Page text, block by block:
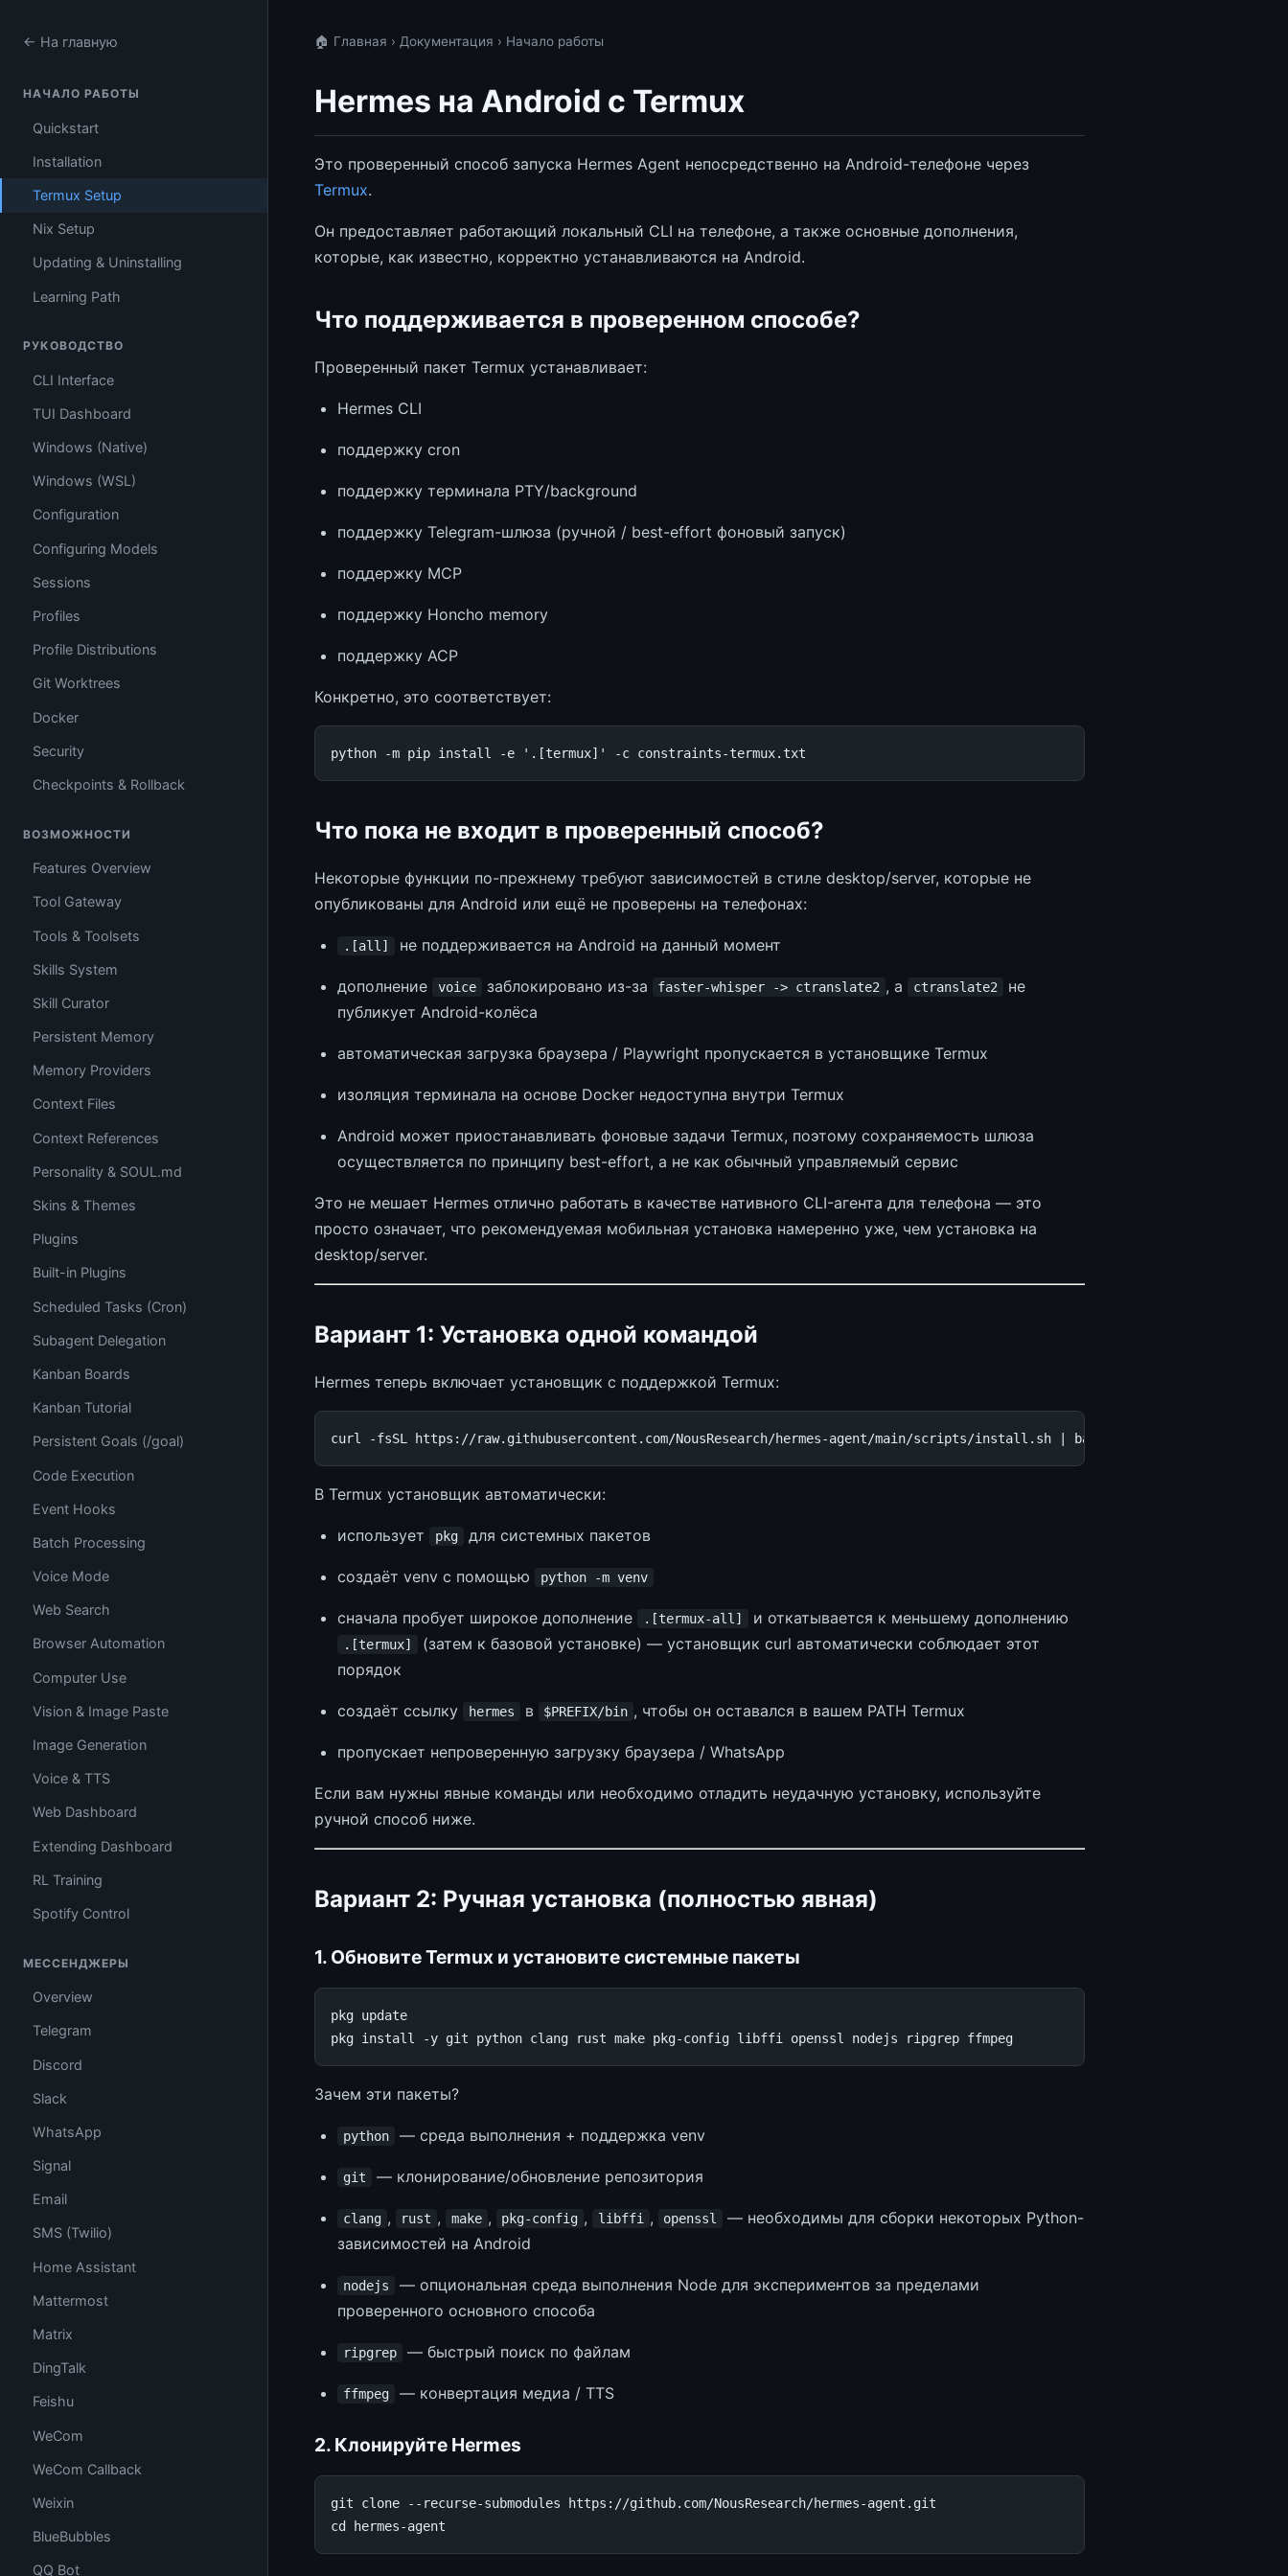
← На главную
НАЧАЛО РАБОТЫ
Quickstart
Installation
Termux Setup
Nix Setup
Updating & Uninstalling
Learning Path
РУКОВОДСТВО
CLI Interface
TUI Dashboard
Windows (Native)
Windows (WSL)
Configuration
Configuring Models
Sessions
Profiles
Profile Distributions
Git Worktrees
Docker
Security
Checkpoints & Rollback
ВОЗМОЖНОСТИ
Features Overview
Tool Gateway
Tools & Toolsets
Skills System
Skill Curator
Persistent Memory
Memory Providers
Context Files
Context References
Personality & SOUL.md
Skins & Themes
Plugins
Built-in Plugins
Scheduled Tasks (Cron)
Subagent Delegation
Kanban Boards
Kanban Tutorial
Persistent Goals (/goal)
Code Execution
Event Hooks
Batch Processing
Voice Mode
Web Search
Browser Automation
Computer Use
Vision & Image Paste
Image Generation
Voice & TTS
Web Dashboard
Extending Dashboard
RL Training
Spotify Control
МЕССЕНДЖЕРЫ
Overview
Telegram
Discord
Slack
WhatsApp
Signal
Email
SMS (Twilio)
Home Assistant
Mattermost
Matrix
DingTalk
Feishu
WeCom
WeCom Callback
Weixin
BlueBubbles
QQ Bot
🏠 Главная › Документация › Начало работы
Hermes на Android с Termux
Это проверенный способ запуска Hermes Agent непосредственно на Android-телефоне через
Termux.
Он предоставляет работающий локальный CLI на телефоне, а также основные дополнения,
которые, как известно, корректно устанавливаются на Android.
Что поддерживается в проверенном способе?
Проверенный пакет Termux устанавливает:
Hermes CLI
поддержку cron
поддержку терминала PTY/background
поддержку Telegram-шлюза (ручной / best-effort фоновый запуск)
поддержку MCP
поддержку Honcho memory
поддержку ACP
Конкретно, это соответствует:
python -m pip install -e '.[termux]' -c
Что пока не входит в проверенный способ?
Некоторые функции по-прежнему требуют зависимостей в стиле desktop/server, которые не
опубликованы для Android или ещё не проверены на телефонах:
.[all] не поддерживается на Android на данный момент
дополнение voice заблокировано из-за faster-whisper -> ctranslate2 , а ctranslate2
не
публикует Android-колёса
автоматическая загрузка браузера / Playwright пропускается в установщике Termux
изоляция терминала на основе Docker недоступна внутри Termux
Android может приостанавливать фоновые задачи Termux, поэтому сохраняемость шлюза
осуществляется по принципу best-effort, а не как обычный управляемый сервис
Это не мешает Hermes отлично работать в качестве нативного CLI-агента для телефона — это
просто означает, что рекомендуемая мобильная установка намеренно уже, чем установка на
desktop/server.
Вариант 1: Установка одной командой
Hermes теперь включает установщик с поддержкой Termux:
curl -fsSL https://raw.githubusercontent.com/NousResearch/hermes-agent/main/scripts/install.sh
В Termux установщик автоматически:
использует pkg для системных пакетов
создаёт venv с помощью python -m venv
сначала пробует широкое дополнение .[termux-all] и откатывается к меньшему дополнению
.[termux]
(затем к базовой установке) — установщик curl автоматически соблюдает этот
порядок
создаёт ссылку hermes в $PREFIX/bin , чтобы он оставался в вашем PATH Termux
пропускает непроверенную загрузку браузера / WhatsApp
Если вам нужны явные команды или необходимо отладить неудачную установку, используйте
ручной способ ниже.
Вариант 2: Ручная установка (полностью явная)
1. Обновите Termux и установите системные пакеты
pkg update
pkg install -y git python clang rust make pkg-config libffi openssl nodejs ripgrep
Зачем эти пакеты?
python — среда выполнения + поддержка venv
git — клонирование/обновление репозитория
clang , rust , make , pkg-config , libffi , openssl
— необходимы для сборки некоторых Python-
зависимостей на Android
nodejs
— опциональная среда выполнения Node для экспериментов за пределами
проверенного основного способа
ripgrep — быстрый поиск по файлам
ffmpeg — конвертация медиа / TTS
2. Клонируйте Hermes
git clone --recurse-submodules
cd